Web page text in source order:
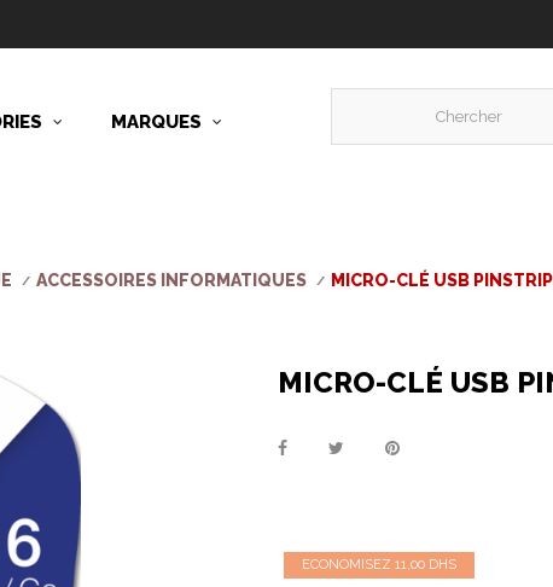
MARQUES
ACCESSOIRES INFORMATIQUES MICRO-CLÉ USB
MICRO-CLÉ USB
ECONOMISEZ 11,00 DHS